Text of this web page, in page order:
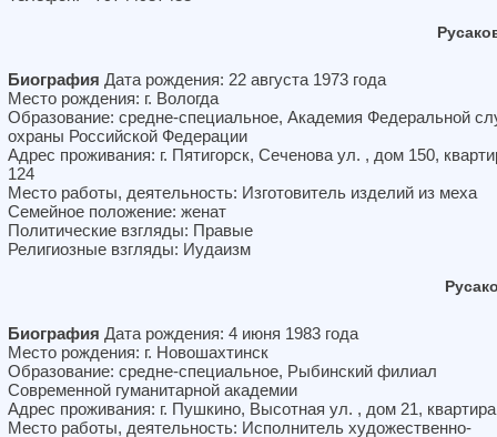
Биография Дата рождения: 22 августа 1973 года
Место рождения: г. Вологда
Образование: средне-специальное, Академия Федеральной
охраны Российской Федерации
Адрес проживания: г. Пятигорск, Сеченова ул. , дом 150,
124
Место работы, деятельность: Изготовитель изделий из меха
Семейное положение: женат
Политические взгляды: Правые
Религиозные взгляды: Иудаизм
Биография Дата рождения: 4 июня 1983 года
Место рождения: г. Новошахтинск
Образование: средне-специальное, Рыбинский филиал
Современной гуманитарной академии
Адрес проживания: г. Пушкино, Высотная ул. , дом 21,
Место работы, деятельность: Исполнитель художественно-